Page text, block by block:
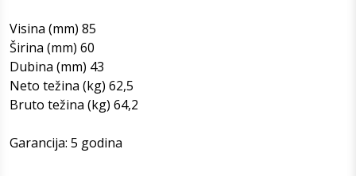
Visina (mm) 85
Širina (mm) 60
Dubina (mm) 43
Neto težina (kg) 62,5
Bruto težina (kg) 64,2
Garancija: 5 godina